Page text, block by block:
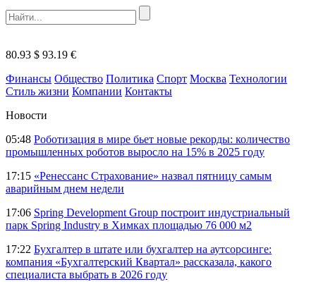
80.93 $ 93.19 €
Финансы Общество Политика Спорт Москва Технологии
Стиль жизни Компании Контакты
Новости
05:48 Роботизация в мире бьет новые рекорды: количество
промышленных роботов выросло на 15% в 2025 году
17:15 «Ренессанс Страхование» назвал пятницу самым
аварийным днем недели
17:06 Spring Development Group построит индустриальный
парк Spring Industry в Химках площадью 76 000 м2
17:22 Бухгалтер в штате или бухгалтер на аутсорсинге:
компания «Бухгалтерский Квартал» рассказала, какого
специалиста выбрать в 2026 году